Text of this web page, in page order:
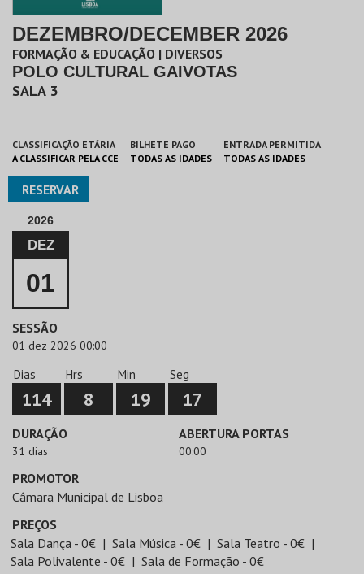
DEZEMBRO/DECEMBER 2026
FORMAÇÃO & EDUCAÇÃO | DIVERSOS
POLO CULTURAL GAIVOTAS
SALA 3
CLASSIFICAÇÃO ETÁRIA
A CLASSIFICAR PELA CCE
BILHETE PAGO
TODAS AS IDADES
ENTRADA PERMITIDA
TODAS AS IDADES
RESERVAR
2026
DEZ
01
SESSÃO
01 dez 2026 00:00
Dias
114
Hrs
8
Min
19
Seg
17
DURAÇÃO
31 dias
ABERTURA PORTAS
00:00
PROMOTOR
Câmara Municipal de Lisboa
PREÇOS
Sala Dança - 0€
Sala Música - 0€
Sala Teatro - 0€
Sala Polivalente - 0€
Sala de Formação - 0€